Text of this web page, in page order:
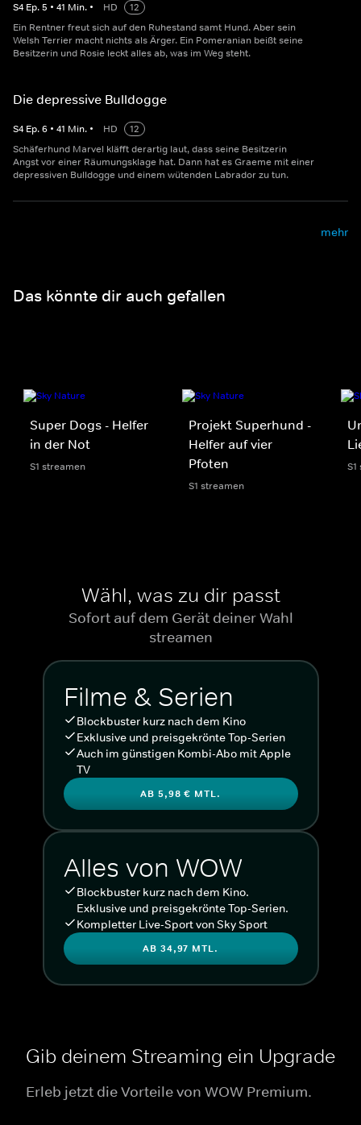
S4 Ep.5 • 41 Min. • HD
12
Ein Rentner freut sich auf den Ruhestand samt Hund. Aber sein
Welsh Terrier macht nichts als Ärger. Ein Pomeranian beißt seine
Besitzerin und Rosie leckt alles ab, was im Weg steht.
Die depressive Bulldogge
S4 Ep.6 • 41 Min. • HD
12
Schäferhund Marvel kläfft derartig laut, dass seine Besitzerin
Angst vor einer Räumungsklage hat. Dann hat es Graeme mit einer
depressiven Bulldogge und einem wütenden Labrador zu tun.
mehr
Das könnte dir auch gefallen
Super Dogs - Helfer
in der Not
S1 streamen
Projekt Superhund -
Helfer auf vier
Pfoten
S1 streamen
Wähl, was zu dir passt
Sofort auf dem Gerät deiner Wahl
streamen
Filme & Serien
Blockbuster kurz nach dem Kino
Exklusive und preisgekrönte Top-Serien
Auch im günstigen Kombi-Abo mit Apple
TV
AB 5,98 € MTL.
Alles von WOW
Blockbuster kurz nach dem Kino.
Exklusive und preisgekrönte Top-Serien.
Kompletter Live-Sport von Sky Sport
AB 34,97 MTL.
Gib deinem Streaming ein Upgrade
Erleb jetzt die Vorteile von WOW Premium.